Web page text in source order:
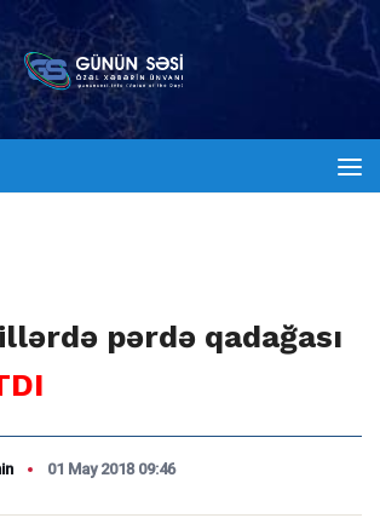
pərdə qadağası
01 May 2018 09:46